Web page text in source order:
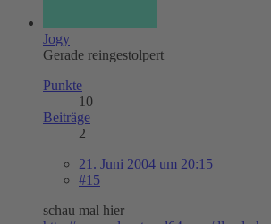
Jogy
Gerade reingestolpert
Punkte
10
Beiträge
2
21. Juni 2004 um 20:15
#15
schau mal hier